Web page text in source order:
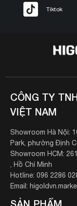
Tiktok
CÔNG TY
VIỆT NAM
Showroom Hà Nội:
Park, phường Định
Showroom HCM:
, Hồ Chí Minh
Hotline: 096 2286
Email:
SẢN PHẨM